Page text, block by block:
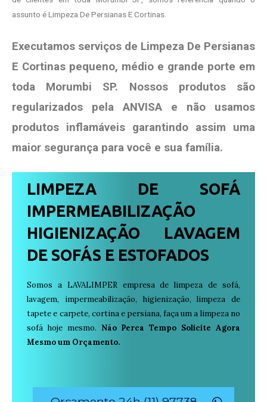
assunto é Limpeza De Persianas E Cortinas.
Executamos serviços de Limpeza De Persianas
E Cortinas pequeno, médio e grande porte em
toda Morumbi SP. Nossos produtos são
regularizados pela ANVISA e não usamos
produtos inflamáveis garantindo assim uma
maior segurança para você e sua família.
LIMPEZA DE SOFÁ
IMPERMEABILIZAÇÃO
HIGIENIZAÇÃO LAVAGEM
DE SOFÁS E ESTOFADOS
Somos a LAVALIMPER empresa de limpeza de sofá,
lavagem, impermeabilização, higienização, limpeza de
tapete e carpete, cortina e persiana, faça um a limpeza no
sofá hoje mesmo. Não Perca Tempo Solicite Agora
Mesmo um Orçamento.